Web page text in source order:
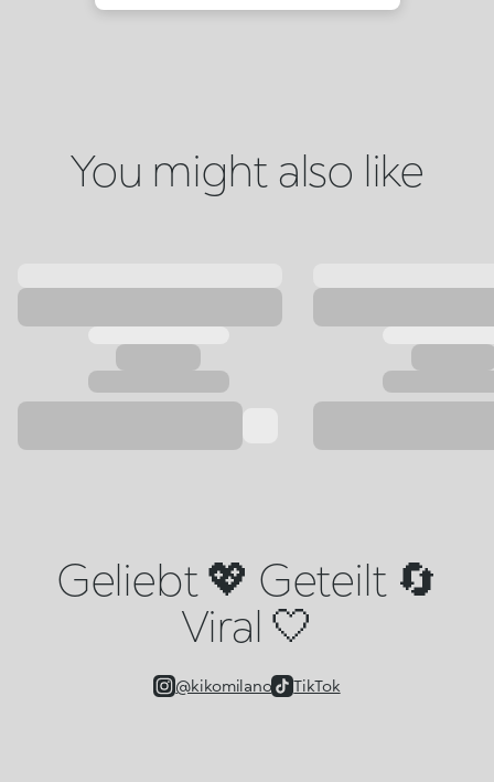
You might also like
Geliebt 💖 Geteilt 🔄
Viral 🤍
@kikomilano TikTok